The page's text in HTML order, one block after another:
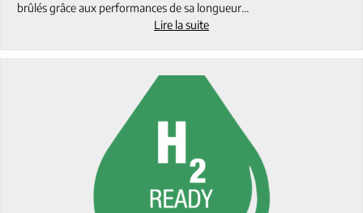
brûlés grâce aux performances de sa longueur…
Lire la suite